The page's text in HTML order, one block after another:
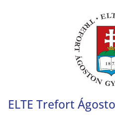
ELTE Trefort